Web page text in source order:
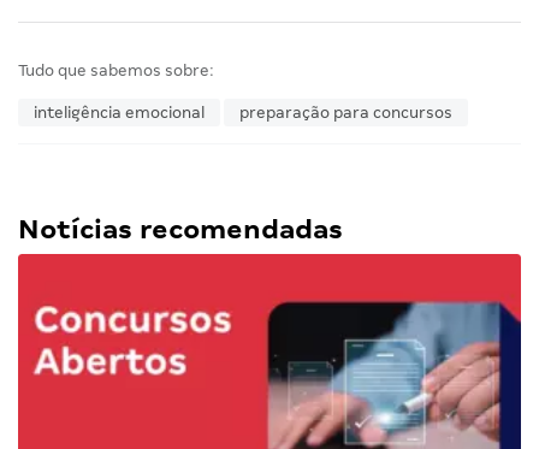
Tudo que sabemos sobre:
inteligência emocional preparação para concursos
Notícias recomendadas